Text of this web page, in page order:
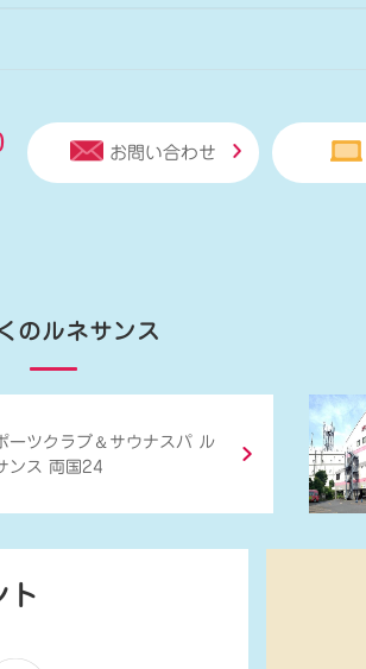
お問い合わせ
のルネサンス
ーツクラブ ＆ サウナスパ ル
ンス 両国24
ト